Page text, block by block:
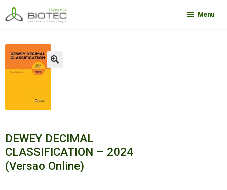
Pular
para
navegação
Pular
para
o
conteúdo
Menu
DEWEY DECIMAL
CLASSIFICATION – 2024
(Versao Online)